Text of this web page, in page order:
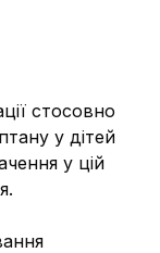
стосовно
у дітей
у цій